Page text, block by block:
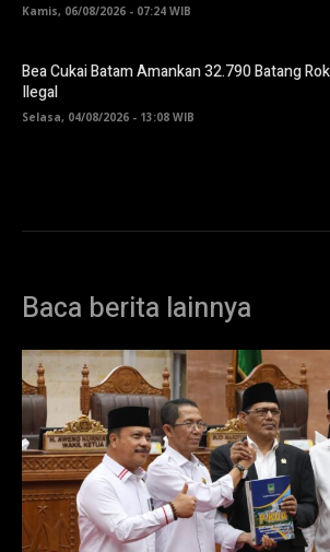
Kamis, 06/08/2026 - 07:24 WIB
Bea Cukai Batam Amankan 32.790 Batang
Ilegal
Selasa, 04/08/2026 - 13:08 WIB
Baca berita lainnya